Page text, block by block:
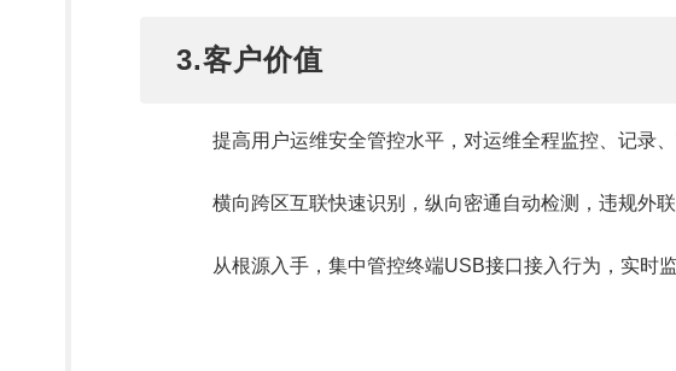
3.客户价值
提高用户运维安全管控水平，对运维全程监控、记录
横向跨区互联快速识别，纵向密通自动检测，违规外
从根源入手，集中管控终端USB接口接入行为，实时